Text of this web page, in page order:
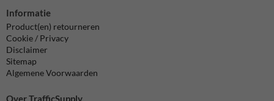
Informatie
Product(en) retourneren
Cookie / Privacy
Disclaimer
Sitemap
Algemene Voorwaarden
Over TrafficSupply